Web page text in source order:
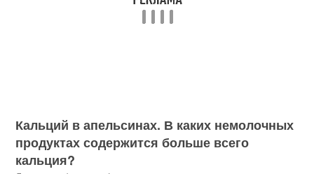
Кальций в апельсинах. В каких немолочных
продуктах содержится больше всего
кальция?